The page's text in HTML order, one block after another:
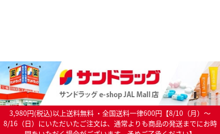
3,980円(税込)以上送料無料 ・全国送料一律600円【8/10（月）～
8/16（日）にいただいたご注文は、通常よりも商品の発送までにお時